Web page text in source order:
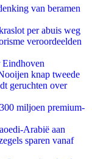
van beramen
per abuis weg
veroordeelden
knap tweede
geruchten over
miljoen premium-
Arabië aan
sparen vanaf